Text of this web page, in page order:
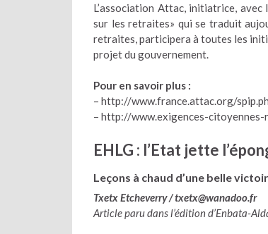
L’association Attac, initiatrice, avec
sur les retraites» qui se traduit
retraites, participera à toutes les
projet du gouvernement.
Pour en savoir plus :
– http://www.france.attac.org/
– http://www.exigences-
EHLG : l’Etat jette
Leçons à chaud d’une belle
Txetx Etcheverry / txetx@wanadoo.fr
Article paru dans l’édition d’Enbata-